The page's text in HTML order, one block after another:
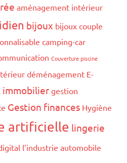
aménagement intérieur
bijoux bijoux couple
camping-car
Couverture piscine
déménagement E-
immobilier gestion
Gestion finances Hygiène
artificielle lingerie
l’industrie automobile